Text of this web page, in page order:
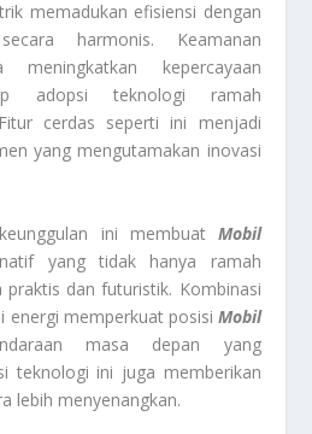
memadukan efisiensi dengan
harmonis. Keamanan
kepercayaan
adopsi teknologi ramah
cerdas seperti ini menjadi
yang mengutamakan inovasi
ini membuat Mobil
yang tidak hanya ramah
dan futuristik. Kombinasi
energi memperkuat posisi Mobil
masa depan yang
teknologi ini juga memberikan
lebih menyenangkan.